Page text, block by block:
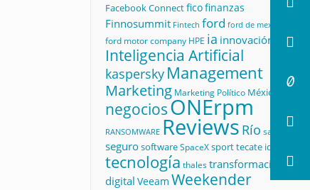
Facebook Connectficofinanzas
Finnosummit Fintech ford ford de mexico
ford motor company HPE ia innovación
Inteligencia Artificial
kaspersky Management
Marketing Marketing Político México
negociosONErpm
RANSOMWARE Reviews Río salud
segurosoftwareSpaceXsporttecate id
tecnología thalestransformación
digital Veeam Weekender